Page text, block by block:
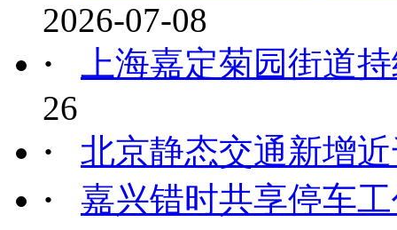
2026-07-08
·
上海嘉定菊园街道
26
·
北京静态交通新增
·
嘉兴错时共享停车